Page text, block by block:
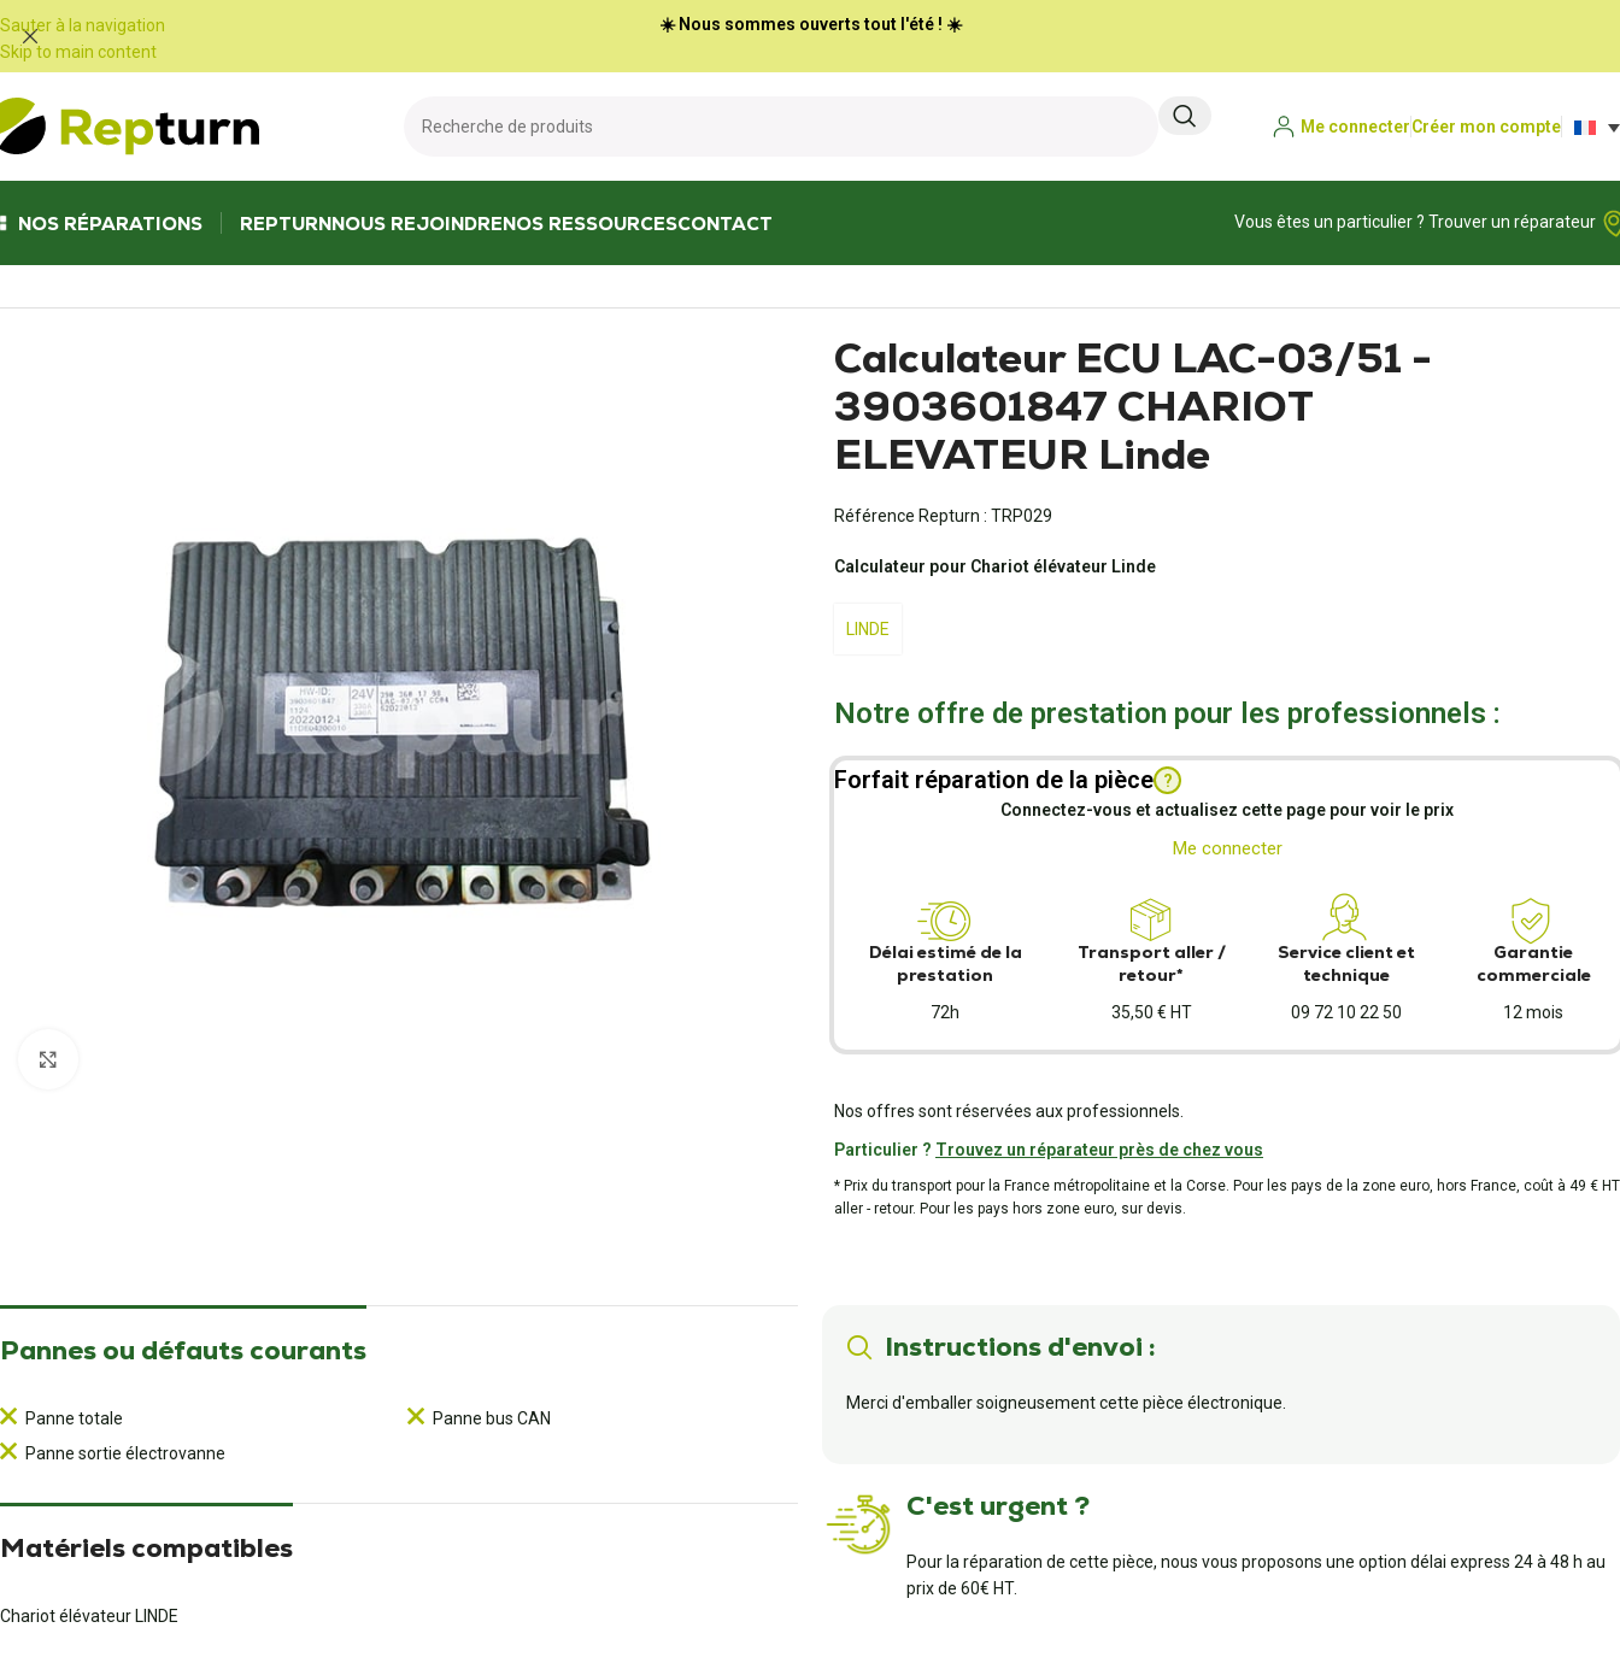
Sauter à la navigation
Skip to main content
☀️ Nous sommes ouverts tout l'été ! ☀️
Me connecterCréer mon compte
NOS RÉPARATIONS REPTURNNOUS REJOINDRENOS RESSOURCESCONTACT
Vous êtes un particulier ? Trouver un réparateur
Calculateur ECU LAC-03/51 -
3903601847 CHARIOT
ELEVATEUR Linde
Référence Repturn : TRP029
Calculateur pour Chariot élévateur Linde
LINDE
Notre offre de prestation pour les professionnels :
Forfait réparation de la pièce ?
Connectez-vous et actualisez cette page pour voir le prix
Me connecter
Délai estimé de la
prestation
72h
Transport aller /
retour*
35,50 € HT
Service client et
technique
09 72 10 22 50
Garantie
commerciale
12 mois
Nos offres sont réservées aux professionnels.
Particulier ? Trouvez un réparateur près de chez vous
* Prix du transport pour la France métropolitaine et la Corse. Pour les pays de la zone euro, hors France, coût à 49 € HT
aller - retour. Pour les pays hors zone euro, sur devis.
Pannes ou défauts courants
Panne totale
Panne sortie électrovanne
Panne bus CAN
Matériels compatibles
Chariot élévateur LINDE
Instructions d'envoi :
Merci d'emballer soigneusement cette pièce électronique.
C'est urgent ?
Pour la réparation de cette pièce, nous vous proposons une option délai express 24 à 48 h au
prix de 60€ HT.